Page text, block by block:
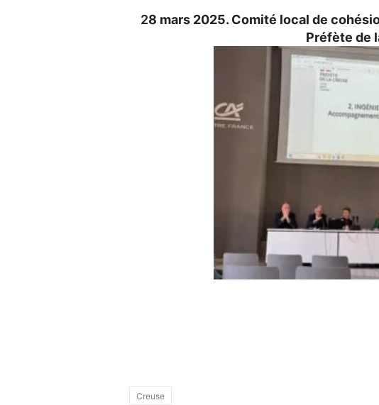
28 mars 2025. Comité local de
Préfète de
Creuse